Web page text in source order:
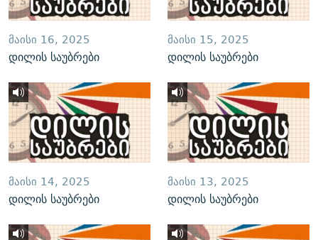
ᲛᲐᲘᲡᲘ 16, 2025
დილის საუბრები
ᲛᲐᲘᲡᲘ 15, 2025
დილის საუბრები
ᲛᲐᲘᲡᲘ 14, 2025
დილის საუბრები
ᲛᲐᲘᲡᲘ 13, 2025
დილის საუბრები